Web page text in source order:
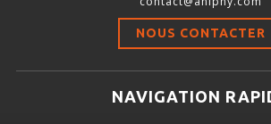
Stimulation-évaluation Thermique
ACTIVITÉ LOCOMOTRICE ET EXPLORATOIRE
COORDINATION ET SENSORI-MOTEUR
NOUS CONTACTER
NAVIGATION